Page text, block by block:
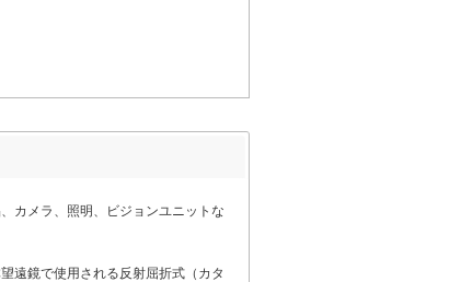
カメラ、照明、ビジョンユニットな
遠鏡で使用される反射屈折式（カタ